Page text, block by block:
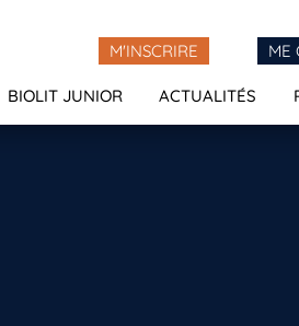
M'INSCRIRE ME
BIOLIT JUNIOR ACTUALITÉS